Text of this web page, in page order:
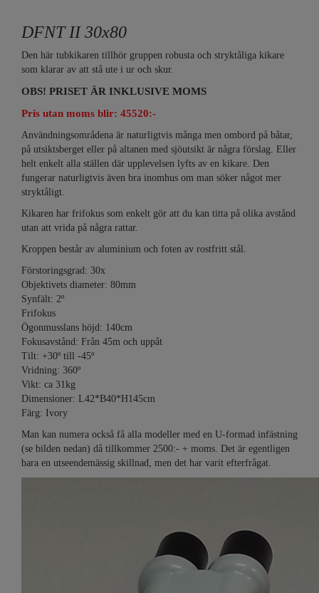
DFNT II 30x80
Den här tubkikaren tillhör gruppen robusta och stryktåliga kikare
som klarar av att stå ute i ur och skur.
OBS! PRISET ÄR INKLUSIVE MOMS
Pris utan moms blir: 45520:-
Användningsområdena är naturligtvis många men ombord på båtar,
på utsiktsberget eller på altanen med sjöutsikt är några förslag. Eller
helt enkelt alla ställen där upplevelsen lyfts av en kikare. Den
fungerar naturligtvis även bra inomhus om man söker något mer
stryktåligt.
Kikaren har frifokus som enkelt gör att du kan titta på olika avstånd
utan att vrida på några rattar.
Kroppen består av aluminium och foten av rostfritt stål.
Förstoringsgrad: 30x
Objektivets diameter: 80mm
Synfält: 2º
Frifokus
Ögonmusslans höjd: 140cm
Fokusavstånd: Från 45m och uppåt
Tilt: +30º till -45º
Vridning: 360º
Vikt: ca 31kg
Dimensioner: L42*B40*H145cm
Färg: Ivory
Man kan numera också få alla modeller med en U-formad infästning
(se bilden nedan) då tillkommer 2500:- + moms. Det är egentligen
bara en utseendemässig skillnad, men det har varit efterfrågat.